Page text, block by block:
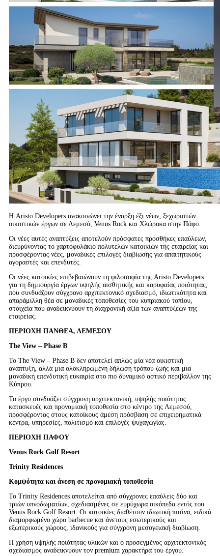
Η Aristo Developers ανακοινώνει την έναρξη έξι νέων, ξεχωριστών
οικιστικών έργων σε Λεμεσό, Venus Rock και Χλώρακα στην Πάφο.
Οι νέες αυτές αναπτύξεις αποτελούν πρόσφατες προσθήκες επαύλεων,
διευρύνοντας το χαρτοφυλάκιο πολυτελών κατοικιών της εταιρείας και
προσφέροντας νέες, μοναδικές επιλογές διαβίωσης για απαιτητικούς
αγοραστές και επενδυτές.
Οι νέες κατοικίες επιβεβαιώνουν τη φιλοσοφία της Aristo Developers
για τη δημιουργία έργων υψηλής αισθητικής και κορυφαίας ποιότητας,
που συνδυάζουν σύγχρονο αρχιτεκτονικό σχεδιασμό, ιδιωτικότητα και
απαράμιλλη θέα σε μοναδικές τοποθεσίες του κυπριακού τοπίου,
στοιχεία που αναδεικνύουν τη διαχρονική αξία των αναπτύξεων της
εταιρείας.
ΠΕΡΙΟΧΗ ΠΑΝΘΕΑ, ΛΕΜΕΣΟΥ
The View – Phase B
Το The View – Phase B δεν αποτελεί απλώς μία νέα οικιστική
ανάπτυξη, αλλά μια ολοκληρωμένη δήλωση τρόπου ζωής και μια
μοναδική επενδυτική ευκαιρία στο πιο δυναμικό αστικό περιβάλλον της
Κύπρου.
Το έργο συνδυάζει σύγχρονη αρχιτεκτονική, υψηλής ποιότητας
κατασκευές και προνομιακή τοποθεσία στο κέντρο της Λεμεσού,
προσφέροντας στους κατοίκους άμεση πρόσβαση σε επιχειρηματικά
κέντρα, υπηρεσίες, πολιτισμό και επιλογές ψυχαγωγίας.
ΠΕΡΙΟΧΗ ΠΑΦΟΥ
Venus Rock Golf Resort
Trinity Residences
Κομψότητα και άνεση σε προνομιακή τοποθεσία
Το Trinity Residences αποτελείται από σύγχρονες επαύλεις δύο και
τριών υπνοδωματίων, σχεδιασμένες σε ευρύχωρα οικόπεδα εντός του
Venus Rock Golf Resort. Οι κατοικίες διαθέτουν ιδιωτική πισίνα, ειδικά
διαμορφωμένο χώρο barbecue και άνετους εσωτερικούς και
εξωτερικούς χώρους, ιδανικούς για σύγχρονη μεσογειακή διαβίωση.
Η χρήση υψηλής ποιότητας υλικών και ο προσεγμένος αρχιτεκτονικός
σχεδιασμός αναδεικνύουν τον premium χαρακτήρα του έργου.